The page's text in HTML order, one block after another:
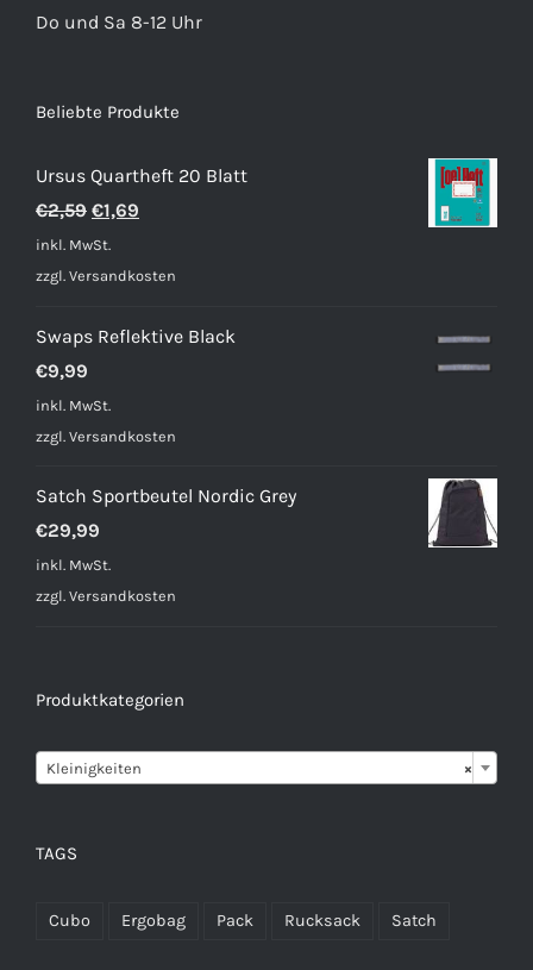
Do und Sa 8-12 Uhr
Beliebte Produkte
Ursus Quartheft 20 Blatt
€2,59 Ursprünglicher
Preis
war:
€1,69
ist:
inkl. MwSt.
zzgl. Versandkosten
Swaps Reflektive Black
€9,99
inkl. MwSt.
zzgl. Versandkosten
Satch Sportbeutel Nordic Grey
€29,99
inkl. MwSt.
zzgl. Versandkosten
Produktkategorien
×
Kleinigkeiten
TAGS
Cubo Ergobag Pack Rucksack Satch